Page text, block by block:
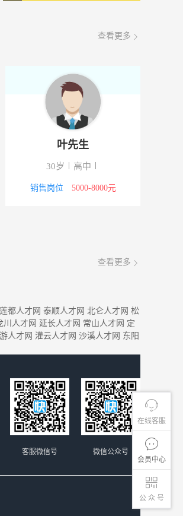
在线客服
会员中心
公 众 号
08-05
08-05
08-05
08-05
查看更多
马先生
44岁 高中
技工/普工 4000-5000元
查看更多
莲都人才网 泰顺人才网 北仑人才网 松
川人才网 延长人才网 常山人才网 定
人才网 灌云人才网 沙溪人才网 东阳
微信公众号
客服微信号